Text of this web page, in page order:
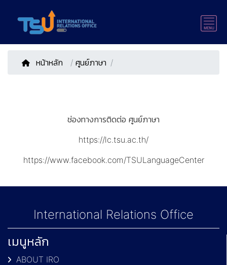
หน้าหลัก / ศูนย์ภาษา
ช่องทางการติดต่อ ศูนย์ภาษา
https://lc.tsu.ac.th/
https://www.facebook.com/TSULanguageCenter
International Relations Office
เมนูหลัก
ABOUT IRO